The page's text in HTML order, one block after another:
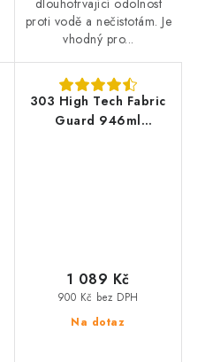
proti vodě a nečistotám. Je
vhodný pro...
303 High Tech Fabric
Guard 946ml
Na dotaz
900 Kč bez DPH
1 089 Kč